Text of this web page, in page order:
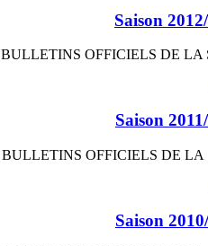
Saison
BULLETINS OFFICIELS DE LA
Saison
BULLETINS OFFICIELS DE LA
Saison